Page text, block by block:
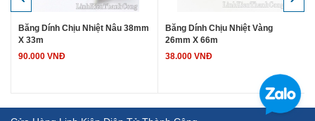
Băng Dính Chịu Nhiệt Nâu 38mm
X 33m
90.000 VNĐ
Băng Dính Chịu Nhiệt Vàng
26mm X 66m
38.000 VNĐ